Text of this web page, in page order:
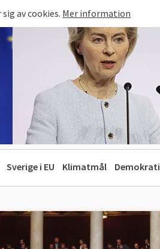
av cookies. Mer information
Sverige i EU Klimatmål Demokrati